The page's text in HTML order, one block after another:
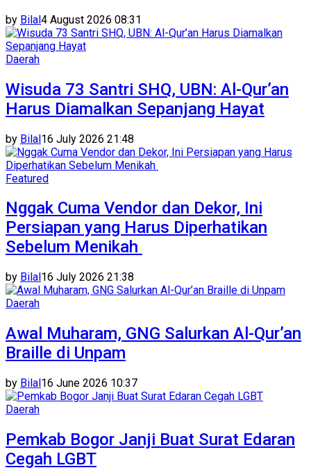
by Bilal4 August 2026 08:31
Daerah
Wisuda 73 Santri SHQ, UBN: Al-Qur’an
Harus Diamalkan Sepanjang Hayat
by Bilal16 July 2026 21:48
Featured
Nggak Cuma Vendor dan Dekor, Ini
Persiapan yang Harus Diperhatikan
Sebelum Menikah
by Bilal 16 July 2026 21:38
Daerah
Awal Muharam, GNG Salurkan Al-Qur’an
Braille di Unpam
by Bilal16 June 2026 10:37
Daerah
Pemkab Bogor Janji Buat Surat Edaran
Cegah LGBT